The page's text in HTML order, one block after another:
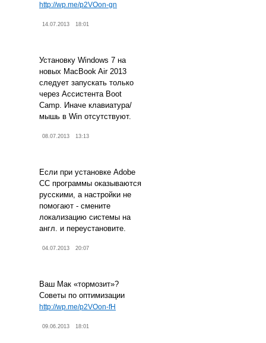
http://wp.me/p2VOon-gn
14.07.2013 18:01
Установку Windows 7 на
новых MacBook Air 2013
следует запускать только
через Ассистента Boot
Camp. Иначе клавиатура/
мышь в Win отсутствуют.
08.07.2013 13:13
Если при установке Adobe
CC программы оказываются
русскими, а настройки не
помогают - смените
локализацию системы на
англ. и переустановите.
04.07.2013 20:07
Ваш Мак «тормозит»?
Советы по оптимизации
http://wp.me/p2VOon-fH
09.06.2013 18:01